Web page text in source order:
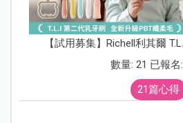
【試用募集】Richell利其爾
數量: 21 已報名
21篇心得